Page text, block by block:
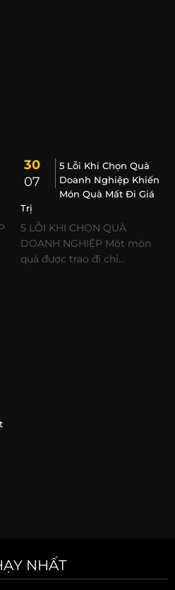
30
07
5 Lỗi Khi Chọn Quà
Doanh Nghiệp Khiến
Món Quà Mất Đi Giá
Trị
5 LỖI KHI CHỌN QUÀ
DOANH NGHIỆP Một món
quà được trao đi chỉ...
NHẤT